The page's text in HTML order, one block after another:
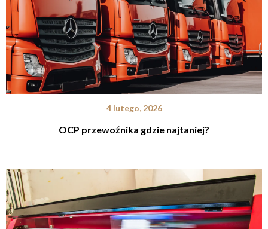
4 lutego, 2026
OCP przewoźnika gdzie najtaniej?